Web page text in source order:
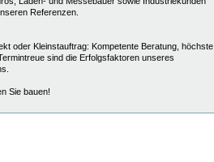
Referenzen.
oder Kleinstauftrag: Kompetente Beratung, höchste
sind die Erfolgsfaktoren unseres
Sie bauen!